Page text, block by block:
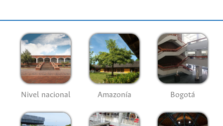
Nivel nacional Amazonía Bogotá